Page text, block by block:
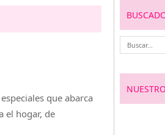
que abarca
el hogar, de